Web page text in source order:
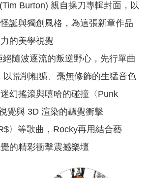
Burton) 親自操刀專輯封面，以
誕與獨創風格，為這張新章作品
的美學視覺
隨波逐流的叛逆野心，先行單曲
以荒削粗獷、毫無修飾的生猛音色
幻搖滾與嘻哈的碰撞〈Punk
覺與 3D 渲染的聽覺衝擊
〉等歌曲，Rocky再用結合藝
的精彩衝擊震撼樂壇